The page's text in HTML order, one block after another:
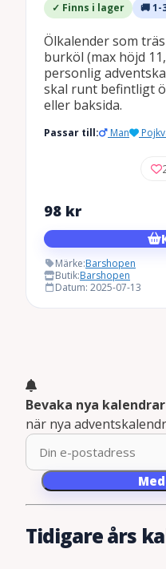
✓ Finns i lager 🚚
Ölkalender som
burköl (max höjd
personlig
skal runt befintligt
eller baksida.
Passar till: Man
98 kr
Märke:Barshopen
Butik:Barshopen
Datum: 2025-07-13
Bevaka nya
när nya
Tidigare års